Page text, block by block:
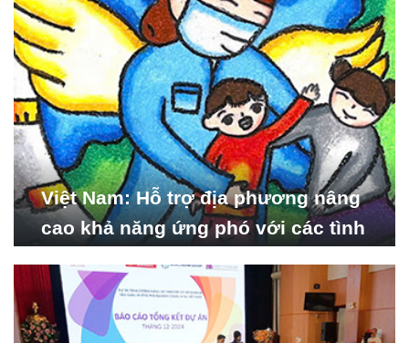
Việt Nam: Hỗ trợ địa phương nâng
cao khả năng ứng phó với các tình